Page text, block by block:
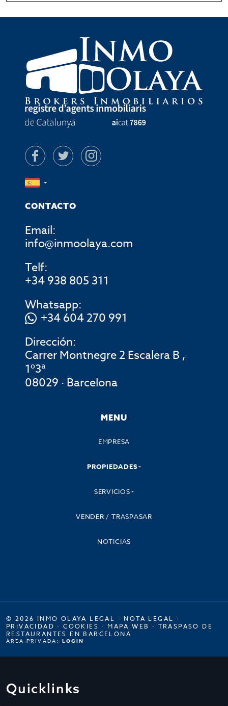
CONTACTO
Email:
info@inmoolaya.com
Telf:
+34 938 805 311
Whatsapp:
+34 604 270 991
Dirección:
Carrer Montnegre 2 Escalera B ,
1º3ª
08029 · Barcelona
MENU
EMPRESA
PROPIEDADES
SERVICIOS
VENDER / TRASPASAR
NOTICIAS
© 2026 INMO OLAYA LEGAL · NOTA LEGAL ·
PRIVACIDAD ·COOKIES · MAPA WEB · TRASPASO DE
RESTAURANTES EN BARCELONA
ÁREA PRIVADA: LOGIN
Quicklinks